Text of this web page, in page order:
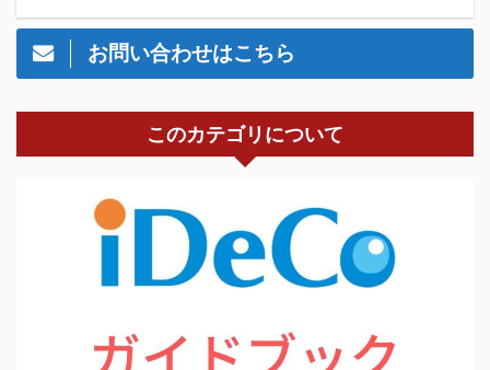
お問い合わせはこちら
このカテゴリについて